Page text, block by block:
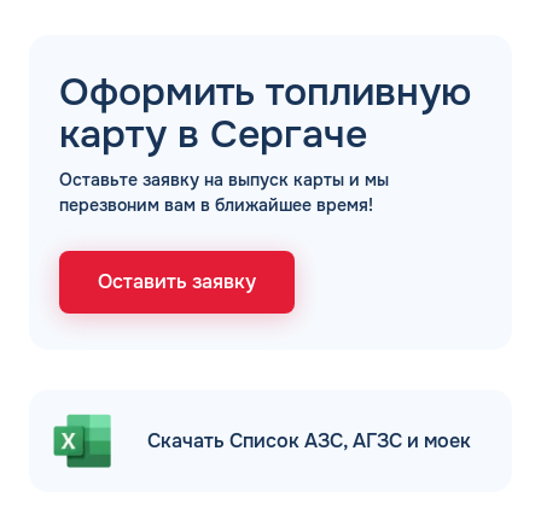
Оформить топливную
карту в Сергаче
Оставьте заявку на выпуск карты и мы
перезвоним вам в ближайшее время!
Оставить заявку
Скачать Список АЗС, АГЗС и моек
Заполняя форму, ясоглашаюсь с
обработкой персональных данных